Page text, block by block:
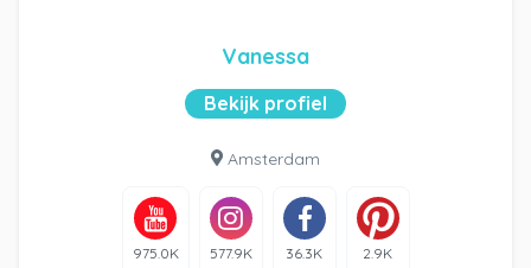
Vanessa
Bekijk profiel
Amsterdam
975.0K 577.9K 36.3K 2.9K